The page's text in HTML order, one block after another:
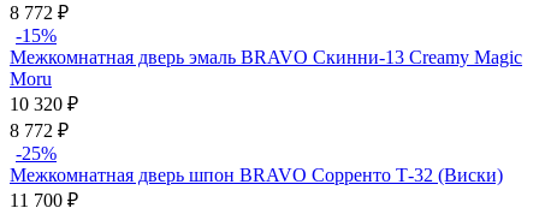
8 772 ₽
-15%
Межкомнатная дверь эмаль BRAVO Скинни-13 Creamy Magic
Moru
10 320 ₽
8 772 ₽
-25%
Межкомнатная дверь шпон BRAVO Сорренто Т-32 (Виски)
11 700 ₽